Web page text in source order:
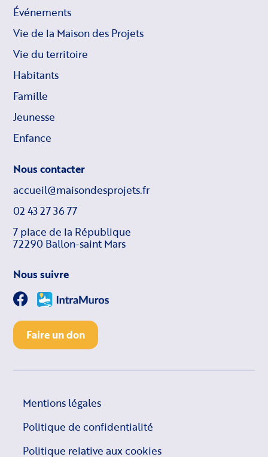
Événements
Vie de la Maison des Projets
Vie du territoire
Habitants
Famille
Jeunesse
Enfance
Nous contacter
accueil@maisondesprojets.fr
02 43 27 36 77
7 place de la République
72290 Ballon-saint Mars
Nous suivre
Faire un don
Mentions légales
Politique de confidentialité
Politique relative aux cookies